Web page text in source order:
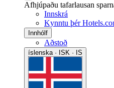
Afhjúpaðu tafarlausan
Innskrá
Kynntu þér
Innhólf
Aðstoð
íslenska · ISK · IS